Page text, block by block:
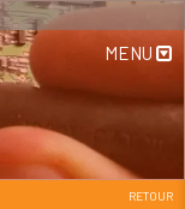
MENU
RETOUR